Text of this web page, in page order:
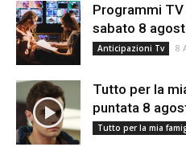
Programmi
sabato 8
Anticipazioni Tv 8
Tutto per la
puntata 8
Tutto per la mia